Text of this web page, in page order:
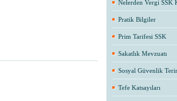
Nelerden Vergi SSK
Pratik Bilgiler
Prim Tarifesi SSK
Sakatlık Mevzuatı
Sosyal Güvenlik
Tefe Katsayıları